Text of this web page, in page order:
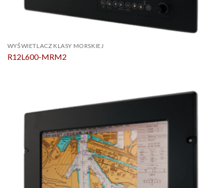
WYŚWIETLACZ KLASY MORSKIEJ
R12L600-MRM2